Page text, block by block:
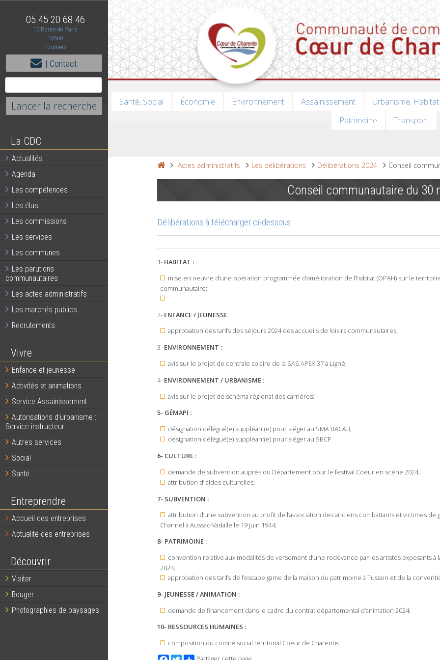
05 45 20 68 46
10 Route de Paris
16560
Tourriers
| Contact
La CDC
Actualités
Agenda
Les compétences
Les élus
Les commissions
Les services
Les communes
Les parutions
communautaires
Les actes administratifs
Les marchés publics
Recrutements
Vivre
Enfance et jeunesse
Activités et animations
Service Assainissement
Autorisations d’urbanisme :
Service instructeur
Autres services
Social
Santé
Entreprendre
Accueil des entreprises
Actualité des entreprises
Découvrir
Visiter
Bouger
Photographies de paysages
Santé, Social Économie Environnement Assainissement
Urbanisme, Habitat
Patrimoine
Transport
Actes administratifs Les délibérations Délibérations 2024 Conseil
Conseil communautaire du 30
Délibérations à télécharger ci-dessous
1- HABITAT :
mise en oeuvre d’une opération programmée d’amélioration de l’habitat (OPAH) sur le
communautaire;
2- ENFANCE / JEUNESSE:
approbation des tarifs des séjours 2024 des accueils de loisirs communautaires;
3- ENVIRONNEMENT :
avis sur le projet de centrale solaire de la SAS APEX 37 à Ligné;
4- ENVIRONNEMENT / URBANISME:
avis sur le projet de schéma régional des carrières;
5- GÉMAPI :
désignation délégué(e) suppléant(e) pour siéger au SMA BACAB;
désignation délégué(e) suppléant(e) pour siéger au SBCP
6- CULTURE :
demande de subvention auprès du Département pour le festival Coeur en scène 2024;
attribution d’ aides culturelles;
7- SUBVENTION :
attribution d’une subvention au profit de l’association des anciens combattants et victimes de
Channel à Aussac-Vadalle le 19 juin 1944;
8- PATRIMOINE :
convention relative aux modalités de versement d’une redevance par les artistes exposants
2024;
approbation des tarifs de l’escape game de la maison du patrimoine à Tusson et de la
9- JEUNESSE / ANIMATION :
demande de financement dans le cadre du contrat départemental d’animation 2024;
10- RESSOURCES HUMAINES :
composition du comité social territorial Coeur de Charente;